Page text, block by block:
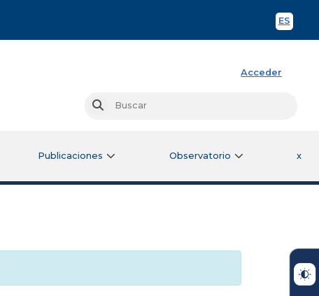
ES
Acceder
Buscar
Publicaciones Observatorio x